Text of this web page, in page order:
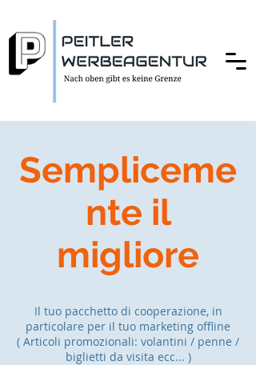
Sempliceme
nte il
migliore
Il tuo pacchetto di cooperazione, in
particolare per il tuo marketing offline
( Articoli promozionali: volantini / penne /
biglietti da visita ecc... )